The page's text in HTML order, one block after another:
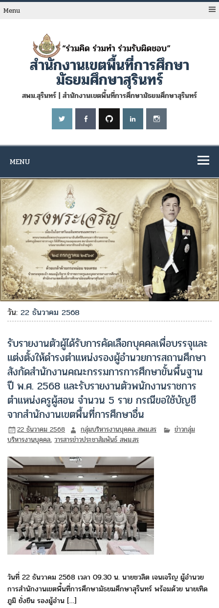
Skip
toMenu
สำนักงานเขตพื้นที่การศึกษา
มัธยมศึกษาสุรินทร์
สพม.สุรินทร์ | สำนักงานเขตพื้นที่การศึกษามัธยมศึกษาสุรินทร์
MENU
วัน:22 ธันวาคม 2568
รับรายงานตัวผู้ได้รับการคัดเลือกบุคคลเพื่อบรรจุและ
แต่งตั้งให้ดำรงตำแหน่งรองผู้อำนวยการสถานศึกษา
สังกัดสำนักงานคณะกรรมการการศึกษาขั้นพื้นฐาน
ปี พ.ศ. 2568 และรับรายงานตัวพนักงานราชการ
ตำแหน่งครูผู้สอน จำนวน 5 ราย กรณีขอใช้บัญชี
จากสำนักงานเขตพื้นที่การศึกษาอื่น
22 ธันวาคม 2568 กลุ่มบริหารงานบุคคล สพม.สร
ข่าวกลุ่ม
บริหารงานบุคคล,วารสารข่าวประชาสัมพันธ์ สพม.สร
วันที่ 22 ธันวาคม 2568 เวลา 09.30 น. นายชวลิต เจนเจริญ ผู้อำนวย
การสำนักงานเขตพื้นที่การศึกษามัธยมศึกษาสุรินทร์ พร้อมด้วย นายเทิด
ภูมิ ยั่งยืน รองผู้อำน […]